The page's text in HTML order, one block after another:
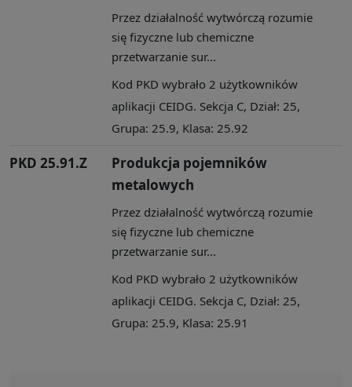
Przez działalność wytwórczą rozumie
się fizyczne lub chemiczne
przetwarzanie sur...
Kod PKD wybrało 2 użytkowników
aplikacji CEIDG. Sekcja C, Dział: 25,
Grupa: 25.9, Klasa: 25.92
PKD 25.91.Z
Produkcja pojemników
metalowych
Przez działalność wytwórczą rozumie
się fizyczne lub chemiczne
przetwarzanie sur...
Kod PKD wybrało 2 użytkowników
aplikacji CEIDG. Sekcja C, Dział: 25,
Grupa: 25.9, Klasa: 25.91